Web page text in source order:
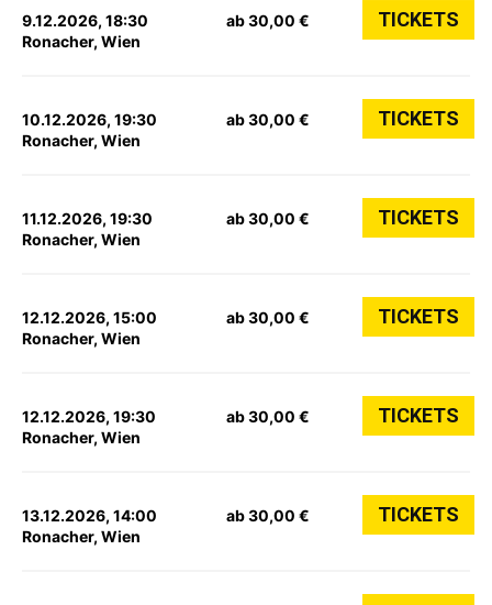
9.12.2026, 18:30
Ronacher, Wien
ab 30,00 € TICKETS
10.12.2026, 19:30
Ronacher, Wien
ab 30,00 € TICKETS
11.12.2026, 19:30
Ronacher, Wien
ab 30,00 € TICKETS
12.12.2026, 15:00
Ronacher, Wien
ab 30,00 € TICKETS
12.12.2026, 19:30
Ronacher, Wien
ab 30,00 € TICKETS
13.12.2026, 14:00
Ronacher, Wien
ab 30,00 € TICKETS